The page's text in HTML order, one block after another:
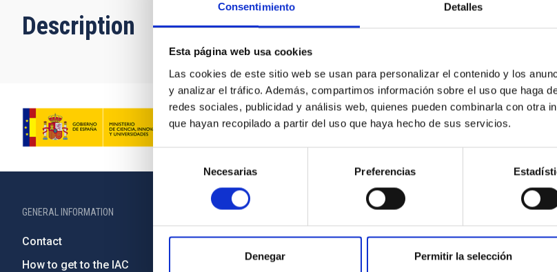
Consentimiento Detalles
Esta página web usa cookies
Las cookies de este sitio web se usan para personalizar el contenido y los
y analizar el tráfico. Además, compartimos información sobre el uso que haga
redes sociales, publicidad y análisis web, quienes pueden combinarla con otra
que hayan recopilado a partir del uso que haya hecho de sus servicios.
de
consentimiento
Necesarias Preferencias
Denegar Permitir la selección
Description
GENERAL INFORMATION
Contact
How to get to the IAC
Legislation
Transparency
IAC PORTAL
Sitemap
Privacy policy